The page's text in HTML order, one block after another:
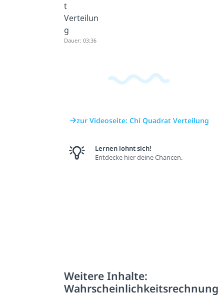
t
Verteilun
g
Dauer: 03:36
zur Videoseite: Chi Quadrat Verteilung
Lernen lohnt sich!
Entdecke hier deine Chancen.
Weitere Inhalte:
Wahrscheinlichkeitsrechnung